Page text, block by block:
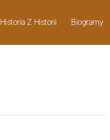
Historia Z Historii Biogramy